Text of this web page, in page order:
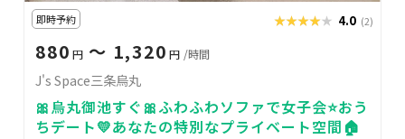
即時予約 ★★★★★
★★★★★ 4.0 (2)
880 円 〜 1,320 円 /時間
J's Space三条烏丸
🎀烏丸御池すぐ🎀ふわふわソファで女子会⭐️おう
ちデート💛あなたの特別なプライベート空間🏠